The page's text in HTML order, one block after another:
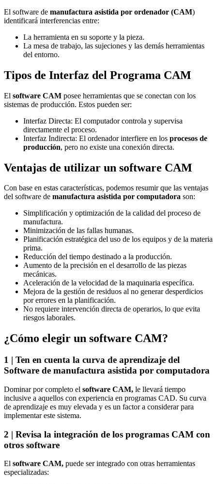
El software de manufactura asistida por ordenador (CAM)
identificará interferencias entre:
La herramienta en su soporte y la pieza.
La mesa de trabajo, las sujeciones y las demás herramientas
del entorno.
Tipos de Interfaz del Programa CAM
El software CAM posee herramientas que se conectan con los
sistemas de producción. Estos pueden ser:
Interfaz Directa: El computador controla y supervisa
directamente el proceso.
Interfaz Indirecta: El ordenador interfiere en los procesos de
producción, pero no existe una conexión directa.
Ventajas de utilizar un software CAM
Con base en estas características, podemos resumir que las ventajas
del software de manufactura asistida por computadora son:
Simplificación y optimización de la calidad del proceso de
manufactura.
Minimización de las fallas humanas.
Planificación estratégica del uso de los equipos y de la materia
prima.
Reducción del tiempo destinado a la producción.
Aumento de la precisión en el desarrollo de las piezas
mecánicas.
Aceleración de la velocidad de la maquinaria específica.
Mejora de la gestión de residuos al no generar desperdicios
por errores en la planificación.
No requiere intervención directa de operarios, lo que evita
riesgos laborales.
¿Cómo elegir un software CAM?
1 | Ten en cuenta la curva de aprendizaje del
Software de manufactura asistida por computadora
Dominar por completo el software CAM, le llevará tiempo
inclusive a aquellos con experiencia en programas CAD. Su curva
de aprendizaje es muy elevada y es un factor a considerar para
implementar este sistema.
2 | Revisa la integración de los programas CAM con
otros software
El software CAM, puede ser integrado con otras herramientas
especializadas: